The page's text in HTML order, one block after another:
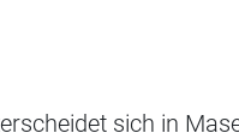
sich in